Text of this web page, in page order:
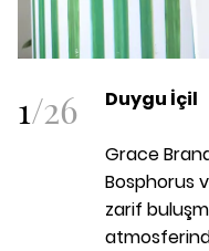
1/26 Duygu İçil
Grace
Bosphorus
zarif